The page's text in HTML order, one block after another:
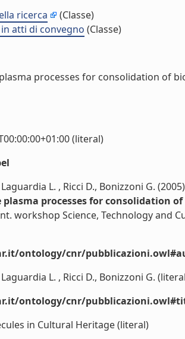
ricerca
(Classe)
atti di convegno (Classe)
processes for consolidation of
(literal)
L. , Ricci D., Bonizzoni G. (2005)
processes for consolidation
workshop Science, Technology and
ontology/cnr/
L. , Ricci D., Bonizzoni G.
ontology/cnr/
in Cultural Heritage (literal)